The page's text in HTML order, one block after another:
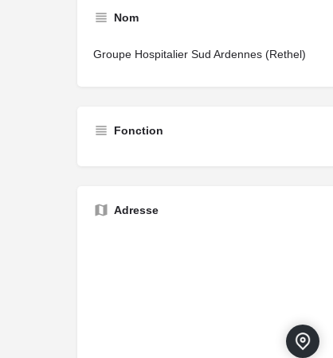
Nom
Groupe Hospitalier Sud Ardennes (Rethel)
Fonction
Adresse